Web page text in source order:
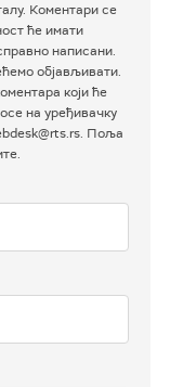
Коментари се
ће имати
написани.
објављивати.
који ће
на уређивачку
Поља